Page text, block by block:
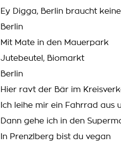
Ey Digga, Berlin braucht
Berlin
Mit Mate in den Mauerpark
Jutebeutel, Biomarkt
Berlin
Hier ravt der Bär im
Ich leihe mir ein Fahrrad aus
Dann gehe ich in den
In Prenzlberg bist du vegan